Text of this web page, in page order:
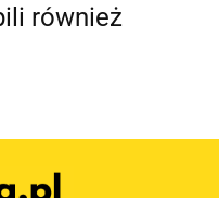
również